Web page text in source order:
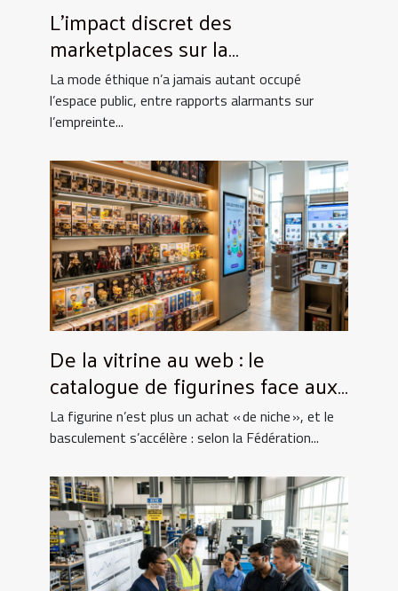
L’impact discret des
marketplaces sur la
consommation de la mode
éthique
La mode éthique n’a jamais autant occupé
l’espace public, entre rapports alarmants sur
l’empreinte...
De la vitrine au web : le
catalogue de figurines face aux
nouvelles expériences d’achat
La figurine n’est plus un achat « de niche », et le
basculement s’accélère : selon la Fédération...